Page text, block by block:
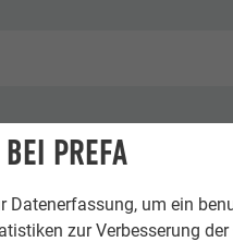
PREFA
Datenerfassung, um ein
zur Verbesserung